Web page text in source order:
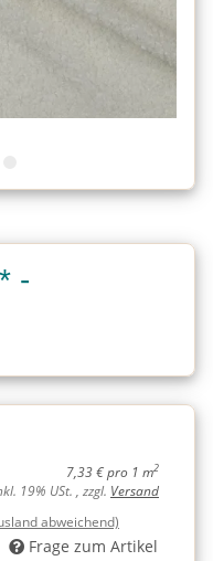
-
7,33 € pro 1 m2
19% USt. , zzgl. Versand
abweichend)
Frage zum Artikel